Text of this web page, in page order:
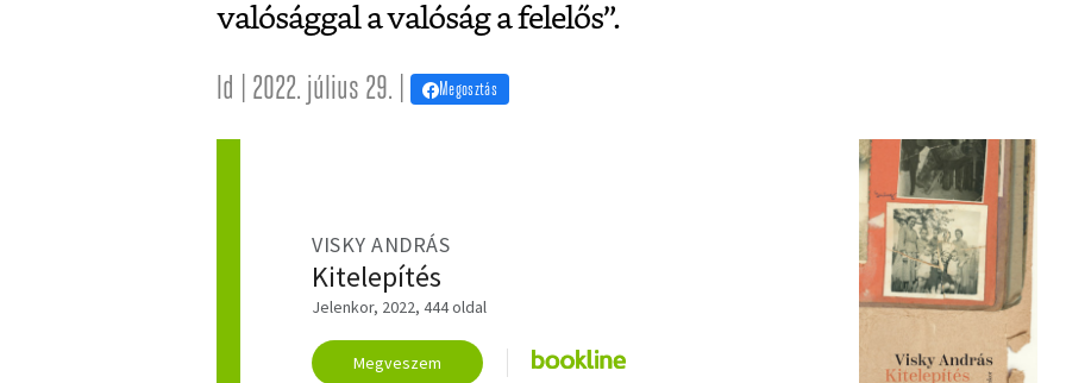
valósággal a valóság a felelős”.
ld | 2022. július 29. | Megosztás
VISKY ANDRÁS
Kitelepítés
Jelenkor, 2022, 444 oldal
Megveszem